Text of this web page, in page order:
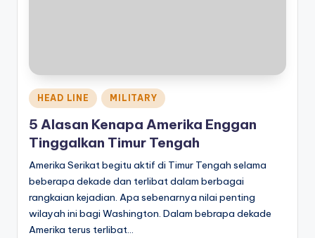
Posted
in
HEAD LINE MILITARY
5 Alasan Kenapa Amerika Enggan
Tinggalkan Timur Tengah
Amerika Serikat begitu aktif di Timur Tengah selama
beberapa dekade dan terlibat dalam berbagai
rangkaian kejadian. Apa sebenarnya nilai penting
wilayah ini bagi Washington. Dalam bebrapa dekade
Amerika terus terlibat…